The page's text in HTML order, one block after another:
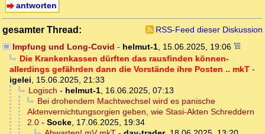
antworten
gesamter Thread:
RSS-Feed dieser Diskussion
Impfung und Long-Covid - helmut-1, 15.06.2025, 19:06
Die Krankenkassen dürften das rausfinden können-
allerdings gefährden dann die Vorstände ihre Posten .. mkT -
igelei, 15.06.2025, 21:33
Logisch - helmut-1, 16.06.2025, 07:13
Bei drohendem Machtwechsel wird es panische
Aktenvernichtungsorgien geben, wie Stasi-Akten Schreddern
2.0 - Socke, 17.06.2025, 19:34